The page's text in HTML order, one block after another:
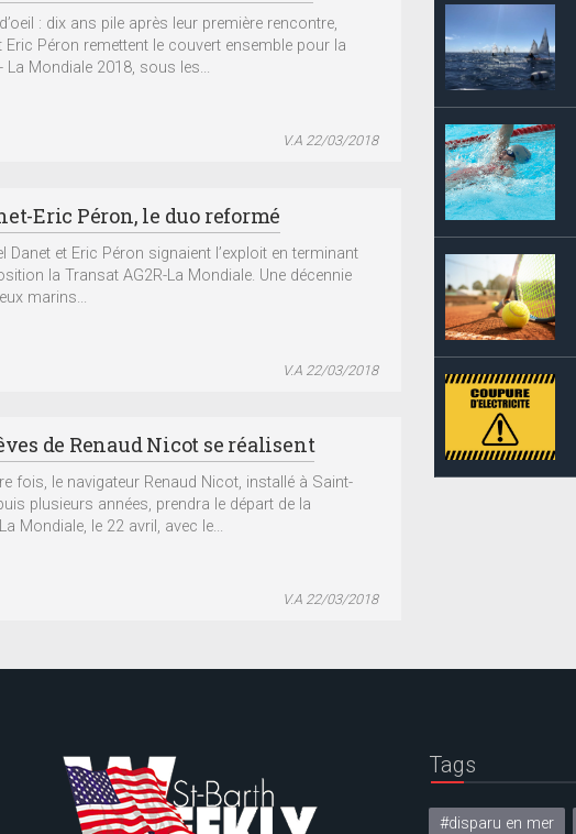
: dix ans pile après leur première rencontre,
Eric Péron remettent le couvert ensemble pour la
La Mondiale 2018, sous les...
V.A 22/03/2018
Eric Péron, le duo reformé
Danet et Eric Péron signaient l’exploit en terminant
la Transat AG2R-La Mondiale. Une décennie
marins...
V.A 22/03/2018
de Renaud Nicot se réalisent
fois, le navigateur Renaud Nicot, installé à Saint-
plusieurs années, prendra le départ de la
Mondiale, le 22 avril, avec le...
V.A 22/03/2018
Tags
#disparu en mer